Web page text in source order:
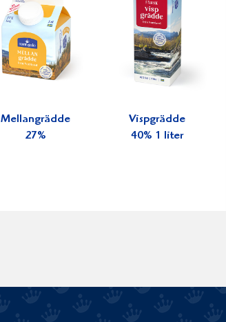
Mellangrädde
27%
Vispgrädde
40% 1 liter